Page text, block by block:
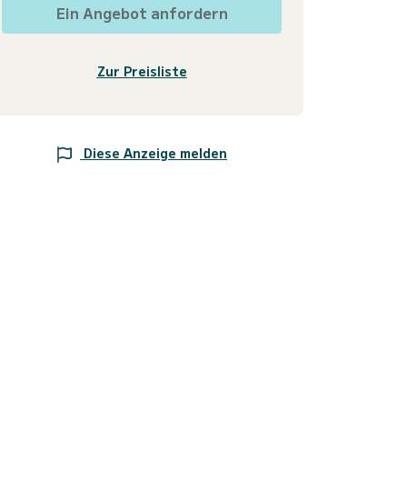
Ein Angebot anfordern
Zur Preisliste
Diese Anzeige melden